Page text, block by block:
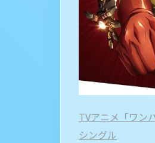
TVアニメ「ワン
シングル